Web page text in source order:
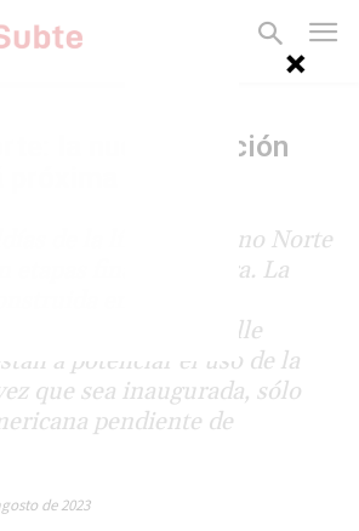
la nueva estación
a ser
de la línea Belgrano Norte
etapas finales de obra. La
en un nuevo
en el cruce con la calle
a potenciar el uso de la
que sea inaugurada, sólo
pendiente de
de 2023